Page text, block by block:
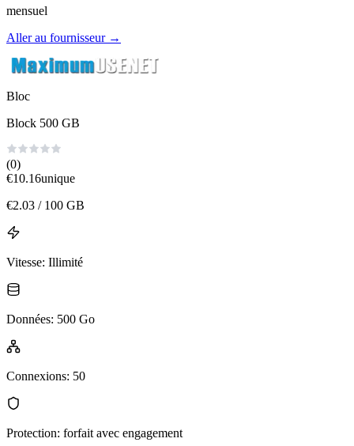
mensuel
Aller au fournisseur→
Bloc
Block 500 GB
(0)
€10.16unique
€2.03 / 100 GB
Vitesse: Illimité
Données: 500 Go
Connexions: 50
Protection: forfait avec engagement